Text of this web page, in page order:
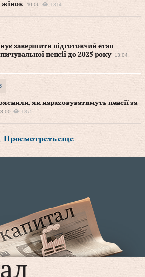
жінок
10:06 1314
завершити підготовчий етап
пенсії до 2025 року
13:04
як нараховуватимуть пенсії за
1875
Просмотреть еще